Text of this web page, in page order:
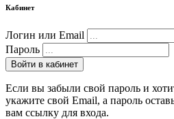
Кабинет
Логин или Email
Пароль
Войти в кабинет
Если вы забыли свой пароль и
укажите свой Email, а пароль
вам ссылку для входа.